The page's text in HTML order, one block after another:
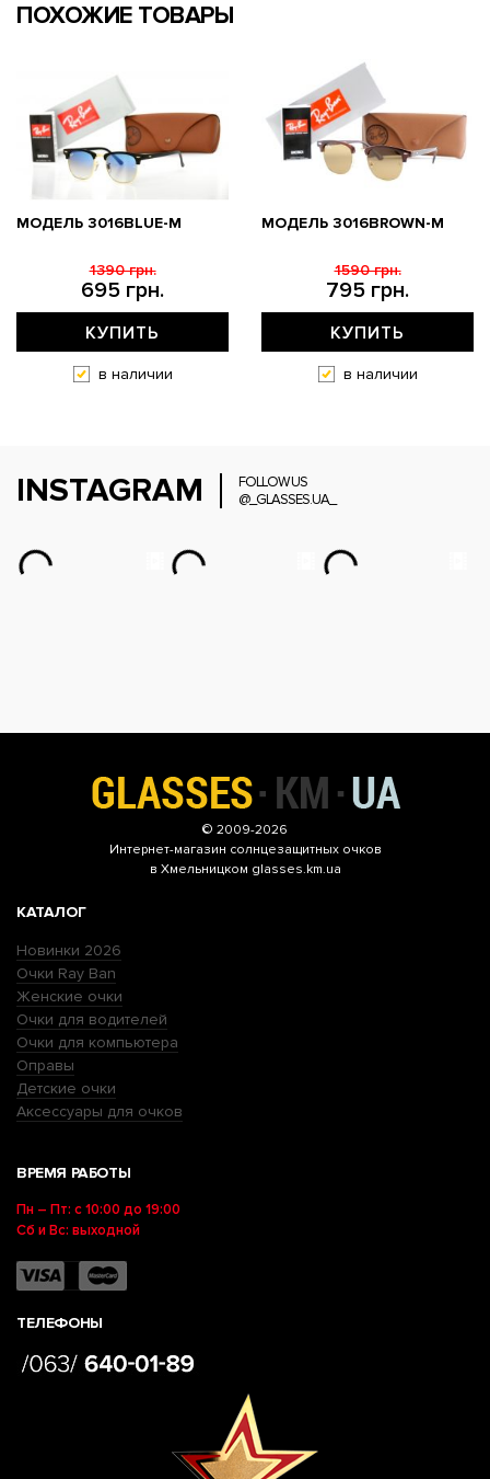
ПОХОЖИЕ ТОВАРЫ
МОДЕЛЬ 3016BLUE-M
695 грн.
1390 грн.
КУПИТЬ
в наличии
МОДЕЛЬ 3016BROWN-M
795 грн.
1590 грн.
КУПИТЬ
в наличии
INSTAGRAM
FOLLOW US
@_GLASSES.UA_
© 2009-2026
Интернет-магазин солнцезащитных очков
в Хмельницком glasses.km.ua
КАТАЛОГ
Новинки 2026
Очки Ray Ban
Женские очки
Очки для водителей
Очки для компьютера
Оправы
Детские очки
Аксессуары для очков
ВРЕМЯ РАБОТЫ
Пн – Пт: с 10:00 до 19:00
Сб и Вс: выходной
ТЕЛЕФОНЫ